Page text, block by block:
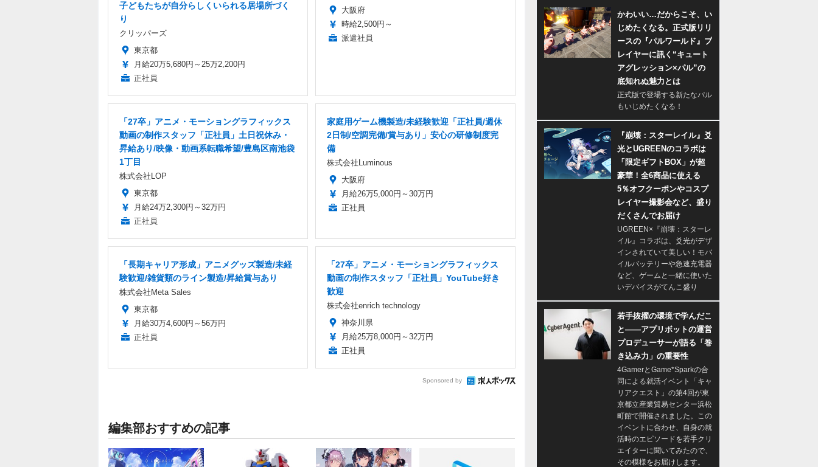
子どもたちが自分らしくいられる居場所づく
り
クリッパーズ
東京都
月給20万5,680円～25万2,200円
正社員
大阪府
時給2,500円～
派遣社員
「27卒」アニメ・モーショングラフィックス
動画の制作スタッフ「正社員」土日祝休み・
昇給あり/映像・動画系転職希望/豊島区南池袋
1丁目
株式会社LOP
東京都
月給24万2,300円～32万円
正社員
家庭用ゲーム機製造/未経験歓迎「正社員/週休
2日制/空調完備/賞与あり」安心の研修制度完
備
株式会社Luminous
大阪府
月給26万5,000円～30万円
正社員
「長期キャリア形成」アニメグッズ製造/未経
験歓迎/雑貨類のライン製造/昇給賞与あり
株式会社Meta Sales
東京都
月給30万4,600円～56万円
正社員
「27卒」アニメ・モーショングラフィックス
動画の制作スタッフ「正社員」YouTube好き
歓迎
株式会社enrich technology
神奈川県
月給25万8,000円～32万円
正社員
Sponsored by
編集部おすすめの記事
かわいい…だからこそ、い
じめたくなる。正式版リリ
ースの『パルワールド』プ
レイヤーに訊く“キュート
アグレッション×パル”の
底知れぬ魅力とは
正式版で登場する新たなパル
もいじめたくなる！
『崩壊：スターレイル』爻
光とUGREENのコラボは
「限定ギフトBOX」が超
豪華！全6商品に使える
5％オフクーポンやコスプ
レイヤー撮影会など、盛り
だくさんでお届け
UGREEN×『崩壊：スターレ
イル』コラボは、爻光がデザ
インされていて美しい！モバ
イルバッテリーや急速充電器
など、ゲームと一緒に使いた
いデバイスがてんこ盛り
若手抜擢の環境で学んだこ
と――アプリボットの運営
プロデューサーが語る「巻
き込み力」の重要性
4GamerとGame*Sparkの合
同による就活イベント「キャ
リアクエスト」の第4回が東
京都立産業貿易センター浜松
町館で開催されました。この
イベントに合わせ、自身の就
活時のエピソードを若手クリ
エイターに聞いてみたので、
その模様をお届けします。